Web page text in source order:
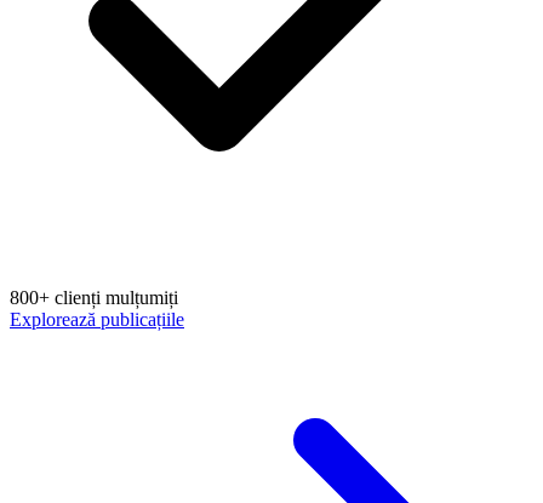
800+ clienți mulțumiți
Explorează publicațiile